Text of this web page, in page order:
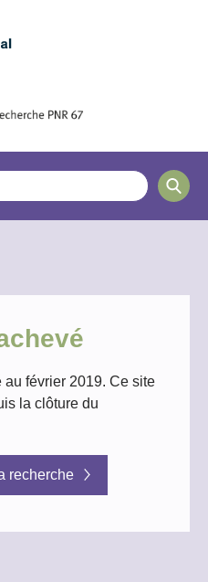
au février 2019. Ce site
la clôture du
recherche